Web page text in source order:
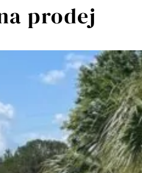
prodej